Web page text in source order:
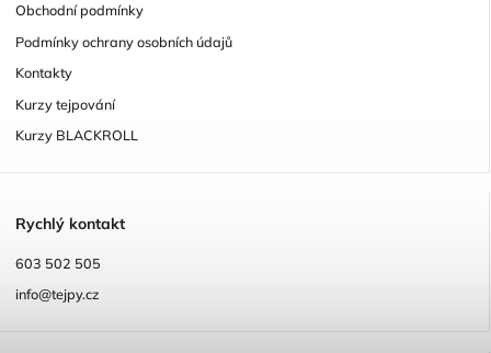
Obchodní podmínky
Podmínky ochrany osobních údajů
Kontakty
Kurzy tejpování
Kurzy BLACKROLL
Rychlý kontakt
603 502 505
info@tejpy.cz